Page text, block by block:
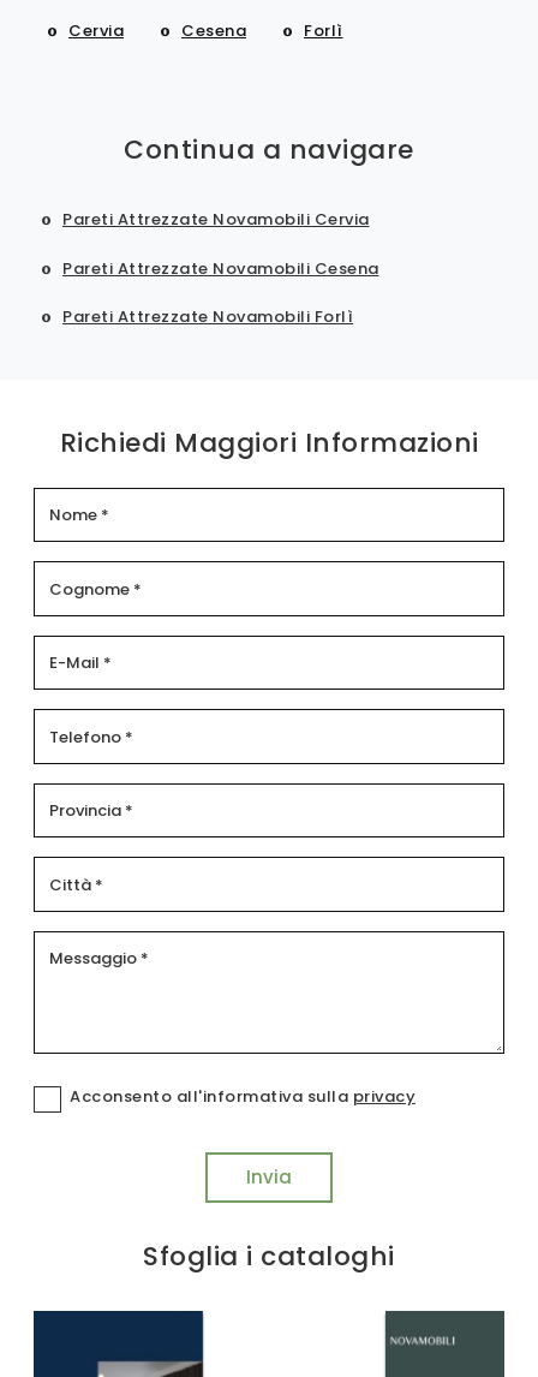
Cervia Cesena Forlì
Continua a navigare
Pareti Attrezzate Novamobili Cervia
Pareti Attrezzate Novamobili Cesena
Pareti Attrezzate Novamobili Forlì
Sfoglia i cataloghi
Richiedi Maggiori Informazioni
Acconsento all'informativa sulla privacy
Invia